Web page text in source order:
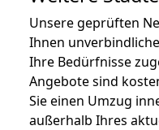
Unsere geprüften
Ihnen
Ihre Bedürfnisse
Angebote sind
Sie einen Umzug
außerhalb Ihres